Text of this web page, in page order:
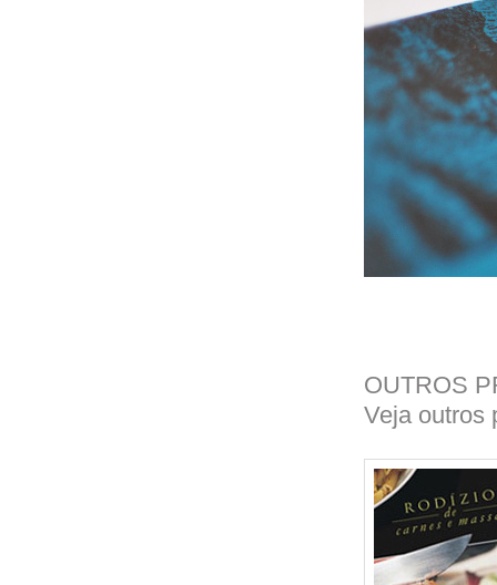
OUTROS
Veja outros